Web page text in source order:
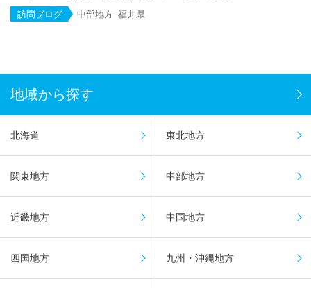
訪問ブログ 中部地方 福井県
地域から探す
北海道 東北地方
関東地方 中部地方
近畿地方 中国地方
四国地方 九州・沖縄地方